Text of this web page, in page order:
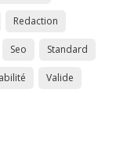
Redaction
Seo Standard
Valide